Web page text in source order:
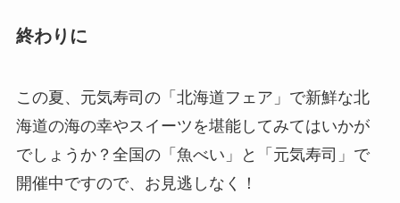
終わりに
この夏、元気寿司の「北海道フェア」で新鮮な北
海道の海の幸やスイーツを堪能してみてはいかが
でしょうか？全国の「魚べい」と「元気寿司」で
開催中ですので、お見逃しなく！